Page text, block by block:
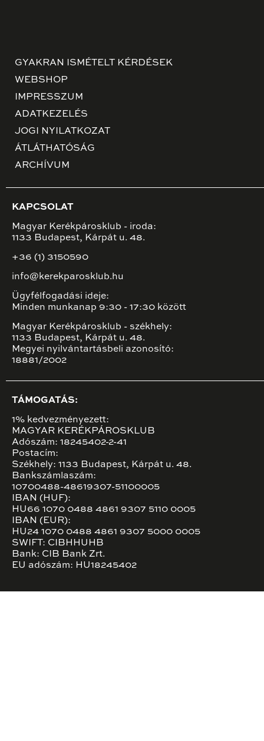
GYAKRAN ISMÉTELT KÉRDÉSEK
WEBSHOP
IMPRESSZUM
ADATKEZELÉS
JOGI NYILATKOZAT
ÁTLÁTHATÓSÁG
ARCHÍVUM
KAPCSOLAT
Magyar Kerékpárosklub - iroda:
1133 Budapest, Kárpát u. 48.
+36 (1) 3150590
info@kerekparosklub.hu
Ügyfélfogadási ideje:
Minden munkanap 9:30 - 17:30 között
Magyar Kerékpárosklub - székhely:
1133 Budapest, Kárpát u. 48.
Megyei nyilvántartásbeli azonosító:
18881/2002
TÁMOGATÁS:
1% kedvezményezett:
MAGYAR KERÉKPÁROSKLUB
Adószám: 18245402-2-41
Postacím:
Székhely: 1133 Budapest, Kárpát u. 48.
Bankszámlaszám:
10700488-48619307-51100005
IBAN (HUF):
HU66 1070 0488 4861 9307 5110 0005
IBAN (EUR):
HU24 1070 0488 4861 9307 5000 0005
SWIFT: CIBHHUHB
Bank: CIB Bank Zrt.
EU adószám: HU18245402